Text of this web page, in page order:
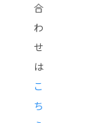
合
わ
せ
は
こ
ち